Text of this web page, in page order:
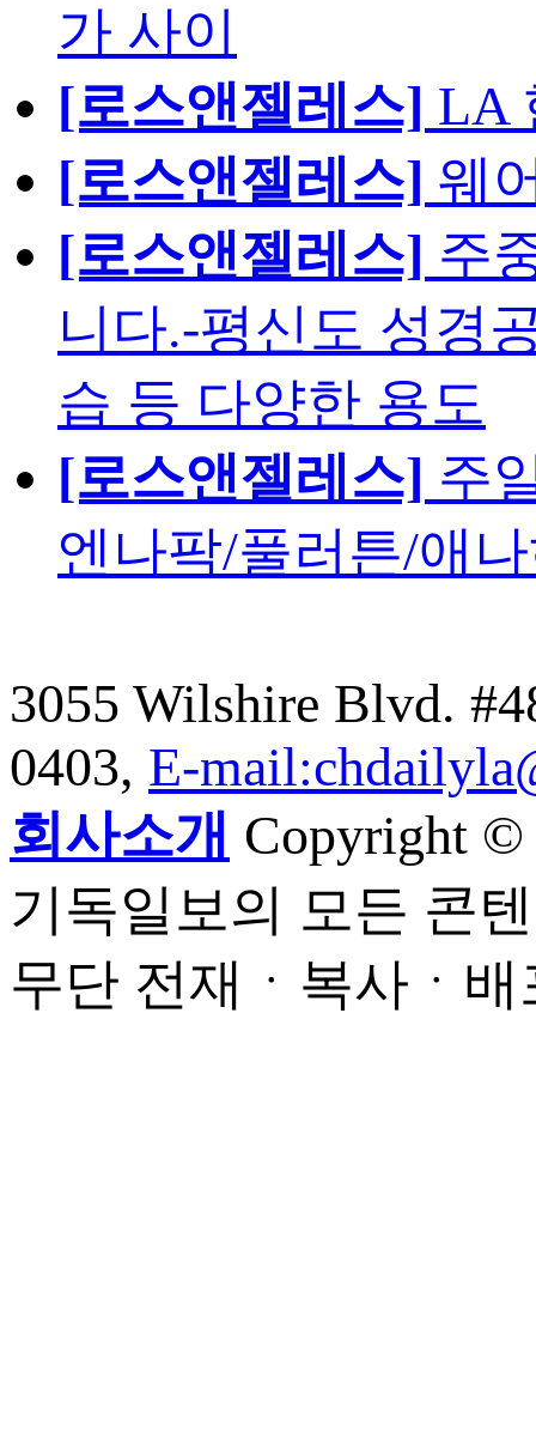
가 사이
[로스앤젤레스] LA
[로스앤젤레스] 웨
[로스앤젤레스] 주
니다.-평신도 성경
습 등 다양한 용도
[로스앤젤레스] 주
엔나팍/풀러튼/애
3055 Wilshire Blvd.
0403, E-
회사소개 Copyright ©
기독일보의 모든 콘
무단 전재ㆍ복사ㆍ